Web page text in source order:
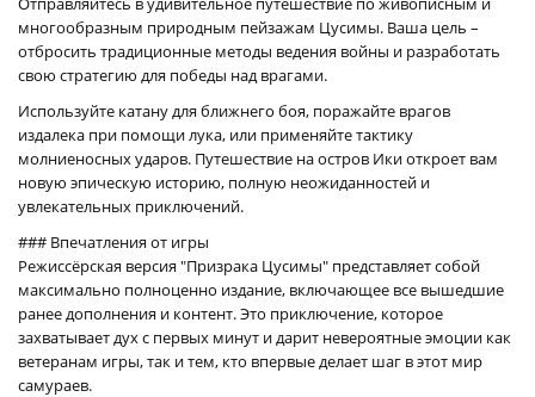
многообразным природным пейзажам Цусимы. Ваша цель –
отбросить традиционные методы ведения войны и разработать
свою стратегию для победы над врагами.
Используйте катану для ближнего боя, поражайте врагов
издалека при помощи лука, или применяйте тактику
молниеносных ударов. Путешествие на остров Ики откроет вам
новую эпическую историю, полную неожиданностей и
увлекательных приключений.
### Впечатления от игры
Режиссёрская версия "Призрака Цусимы" представляет собой
максимально полноценно издание, включающее все вышедшие
ранее дополнения и контент. Это приключение, которое
захватывает дух с первых минут и дарит невероятные эмоции как
ветеранам игры, так и тем, кто впервые делает шаг в этот мир
самураев.